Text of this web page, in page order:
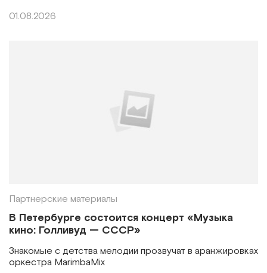
01.08.2026
Партнерские материалы
В Петербурге состоится концерт «Музыка
кино: Голливуд — СССР»
Знакомые с детства мелодии прозвучат в аранжировках
оркестра MarimbaMix